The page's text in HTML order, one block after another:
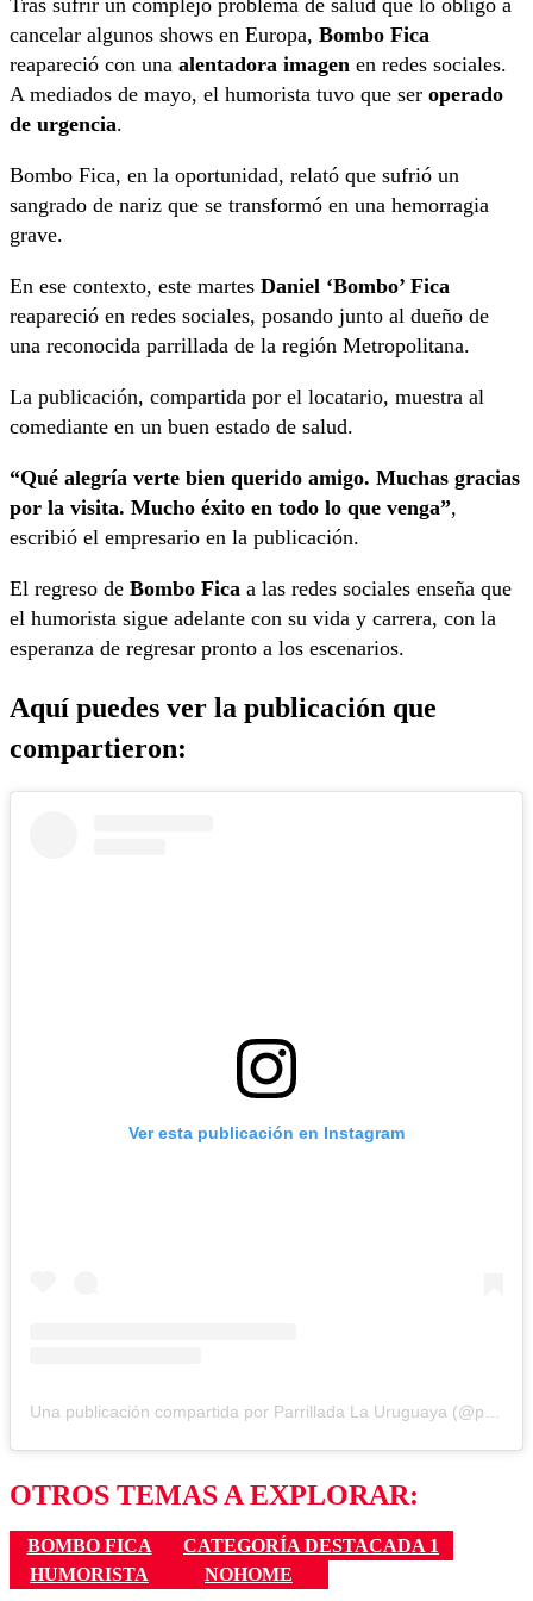
cancelar algunos shows en Europa, Bombo Fica
reapareció con una alentadora imagen en redes sociales.
A mediados de mayo, el humorista tuvo que ser operado
de urgencia.
Bombo Fica, en la oportunidad, relató que sufrió un
sangrado de nariz que se transformó en una hemorragia
grave.
En ese contexto, este martes Daniel ‘Bombo’ Fica
reapareció en redes sociales, posando junto al dueño de
una reconocida parrillada de la región Metropolitana.
La publicación, compartida por el locatario, muestra al
comediante en un buen estado de salud.
“Qué alegría verte bien querido amigo. Muchas gracias
por la visita. Mucho éxito en todo lo que venga”,
escribió el empresario en la publicación.
El regreso de Bombo Fica a las redes sociales enseña que
el humorista sigue adelante con su vida y carrera, con la
esperanza de regresar pronto a los escenarios.
Aquí puedes ver la publicación que
compartieron:
Ver esta publicación en Instagram
Una publicación compartida por Parrillada La Uruguaya (@parrilla_la_uruguaya)
OTROS TEMAS A EXPLORAR:
BOMBO FICA
CATEGORÍA DESTACADA 1
HUMORISTA
NOHOME